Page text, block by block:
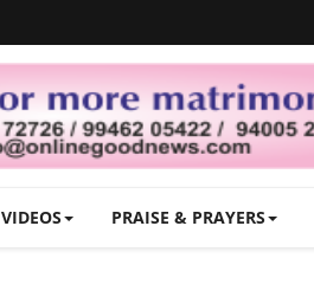
VIDEOS PRAISE & PRAYERS